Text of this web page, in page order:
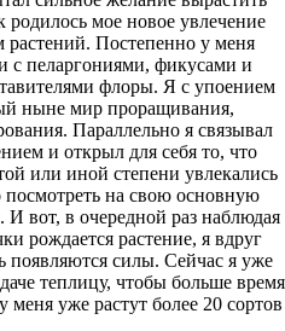
мое новое увлечение
Постепенно у меня
с пеларгониями, фикусами и
флоры. Я с упоением
ныне мир проращивания,
Параллельно я связывал
и открыл для себя то, что
или иной степени увлекались
посмотреть на свою основную
И вот, в очередной раз наблюдая
рождается растение, я вдруг
появляются силы. Сейчас я уже
теплицу, чтобы больше время
уже растут более 20 сортов